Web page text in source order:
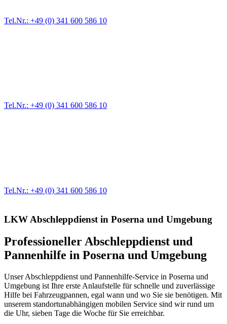
Tel.Nr.: +49 (0) 341 600 586 10
Tel.Nr.: +49 (0) 341 600 586 10
Tel.Nr.: +49 (0) 341 600 586 10
LKW Abschleppdienst in Poserna und Umgebung
Professioneller Abschleppdienst und
Pannenhilfe in Poserna und Umgebung
Unser Abschleppdienst und Pannenhilfe-Service in Poserna und
Umgebung ist Ihre erste Anlaufstelle für schnelle und zuverlässige
Hilfe bei Fahrzeugpannen, egal wann und wo Sie sie benötigen. Mit
unserem standortunabhängigen mobilen Service sind wir rund um
die Uhr, sieben Tage die Woche für Sie erreichbar.